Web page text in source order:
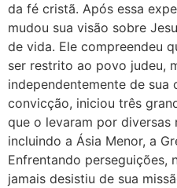
da fé cristã. Após essa
mudou sua visão sobre
de vida. Ele compreendeu
ser restrito ao povo judeu,
independentemente de sua
convicção, iniciou três
que o levaram por diversas
incluindo a Ásia Menor, a
Enfrentando perseguições,
jamais desistiu de sua